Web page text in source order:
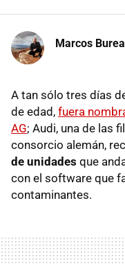
Marcos
A tan sólo tres días
de edad, fuera
AG; Audi, una de las
consorcio alemán,
de unidades que
con el software que
contaminantes.